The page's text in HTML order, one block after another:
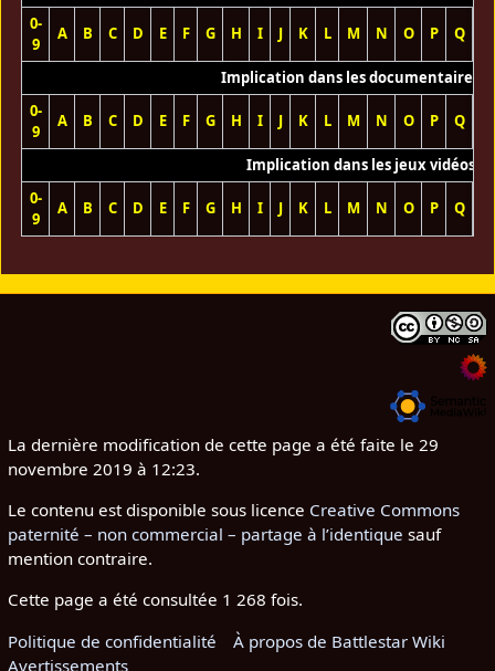
0-
9
A B C D E F G H I J K L M N O P Q
Implication dans les documentaires
0-
9
A B C D E F G H I J K L M N O P Q
Implication dans les jeux vidéos
0-
9
A B C D E F G H I J K L M N O P Q
La dernière modification de cette page a été faite le 29
novembre 2019 à 12:23.
Le contenu est disponible sous licence Creative Commons
paternité – non commercial – partage à l’identique sauf
mention contraire.
Cette page a été consultée 1 268 fois.
Politique de confidentialité
À propos de Battlestar Wiki
Avertissements